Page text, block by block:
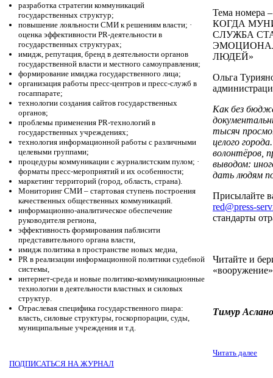
разработка стратегии коммуникаций
государственных структур;
повышение лояльности СМИ к решениям власти; ·
оценка эффективности PR-деятельности в
государственных структурах;
имидж, репутация, бренд в деятельности органов
государственной власти и местного самоуправления;
формирование имиджа государственного лица;
организация работы пресс-центров и пресс-служб в
госаппарате;
технологии создания сайтов государственных
органов;
проблемы применения PR-технологий в
государственных учреждениях;
технология информационной работы с различными
целевыми группами;
процедуры коммуникации с журналистским пулом; ·
форматы пресс-мероприятий и их особенности;
маркетинг территорий (город, область, страна).
Мониторинг СМИ – стартовая ступень построения
качественных общественных коммуникаций.
информационно-аналитическое обеспечение
руководителя региона,
эффективность формирования паблисити
представительного органа власти,
имидж политика в пространстве новых медиа,
PR в реализации информационной политики судебной
системы,
интернет-среда и новые политико-коммуникационные
технологии в деятельности властных и силовых
структур.
Отраслевая специфика государственного пиара:
власть, силовые структуры, госкорпорации, суды,
муниципальные учреждения и т.д.
ПОДПИСАТЬСЯ НА ЖУРНАЛ
Тема
КОГДА
СЛУЖБА
ЛЮДЕЙ»
Ольга
Как без
тысяч
целого
волонтёров,
выводом:
дать людям
Присылайте
red@press-
стандарты
Читайте и
Тимур
Читать далее